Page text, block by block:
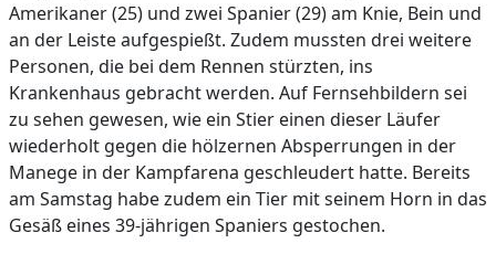
Amerikaner (25) und zwei Spanier (29) am Knie, Bein und
an der Leiste aufgespießt. Zudem mussten drei weitere
Personen, die bei dem Rennen stürzten, ins
Krankenhaus gebracht werden. Auf Fernsehbildern sei
zu sehen gewesen, wie ein Stier einen dieser Läufer
wiederholt gegen die hölzernen Absperrungen in der
Manege in der Kampfarena geschleudert hatte. Bereits
am Samstag habe zudem ein Tier mit seinem Horn in das
Gesäß eines 39-jährigen Spaniers gestochen.